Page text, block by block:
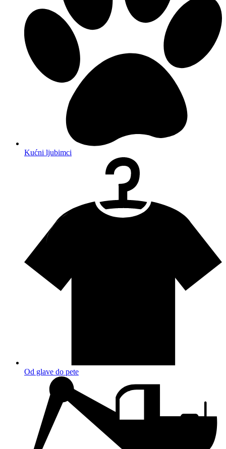
Kućni ljubimci
Od glave do pete